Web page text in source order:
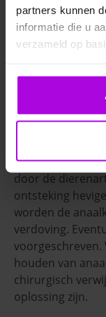
partners kunnen
informatie die u
verzameld op
Bij een
zwelling
In milde
door de
ontsteking
worden de
verdoving.
houden van
chirurgisch
oplossing zijn.